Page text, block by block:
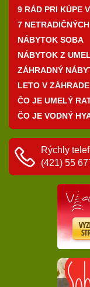
9 RÁD PRI KÚPE
7
NÁBYTOK SOBA
NÁBYTOK Z
ZÁHRADNÝ
LETO V ZÁHRADE
ČO JE UMELÝ
ČO JE VODNÝ
Rýchly
(421) 55